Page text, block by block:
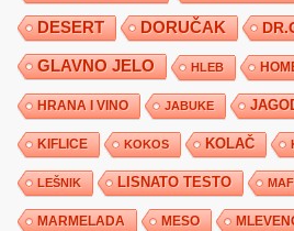
DESERT DORUČAK
GLAVNO JELO HLEB
HRANA I VINO JABUKE
KIFLICE KOKOS KOLAČ
LEŠNIK LISNATO TESTO
MARMELADA MESO